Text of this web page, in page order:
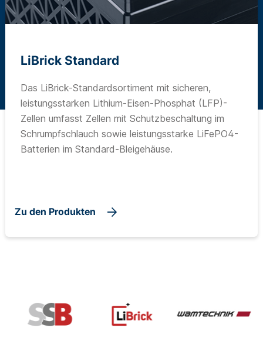
LiBrick Standard
Das LiBrick-Standardsortiment mit sicheren,
leistungsstarken Lithium-Eisen-Phosphat (LFP)-
Zellen umfasst Zellen mit Schutzbeschaltung im
Schrumpfschlauch sowie leistungsstarke LiFePO4-
Batterien im Standard-Bleigehäuse.
Zu den Produkten